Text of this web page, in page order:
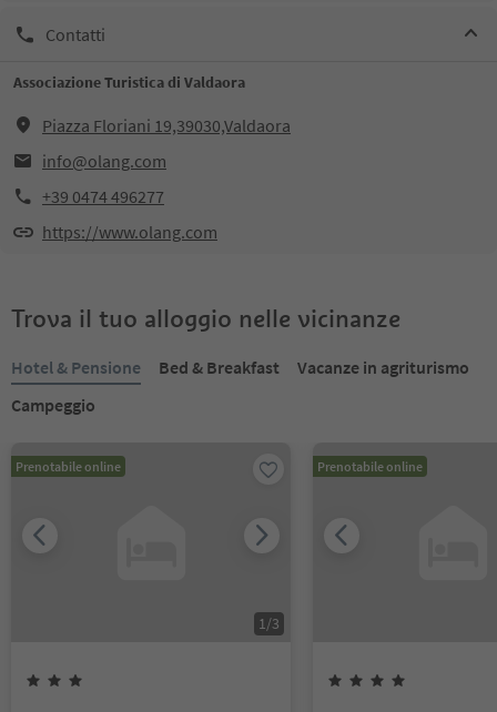
Contatti
Associazione Turistica di Valdaora
Piazza Floriani 19,39030,Valdaora
info@olang.com
+39 0474 496277
https://www.olang.com
Trova il tuo alloggio nelle vicinanze
Hotel & Pensione Bed & Breakfast
Vacanze in agriturismo
Campeggio
Prenotabile online
1/3
Prenotabile online